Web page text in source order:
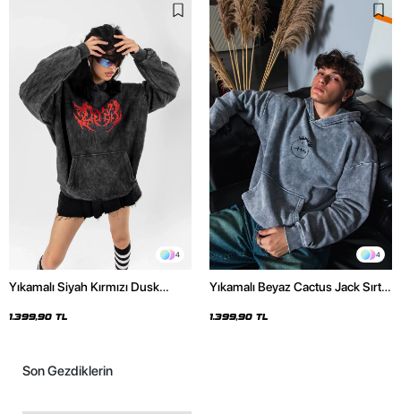
4
Yıkamalı Siyah Kırmızı Dusk
1.399,90 TL
4
Yıkamalı Beyaz Cactus Jack Sırt
1.399,90 TL
Son Gezdiklerin